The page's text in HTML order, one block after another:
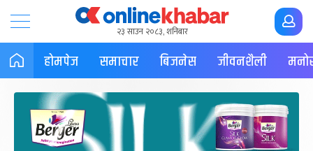
२३ साउन २०८३, शनिबार
होमपेज समाचार बिजनेस जीवनशैली